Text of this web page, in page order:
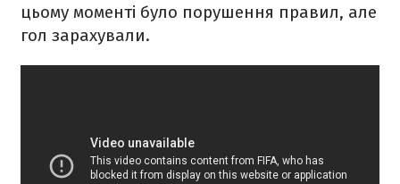
цьому моменті було порушення правил, але
гол зарахували.